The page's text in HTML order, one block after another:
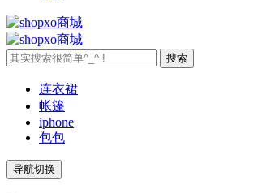
连衣裙
帐篷
iphone
包包
导航切换